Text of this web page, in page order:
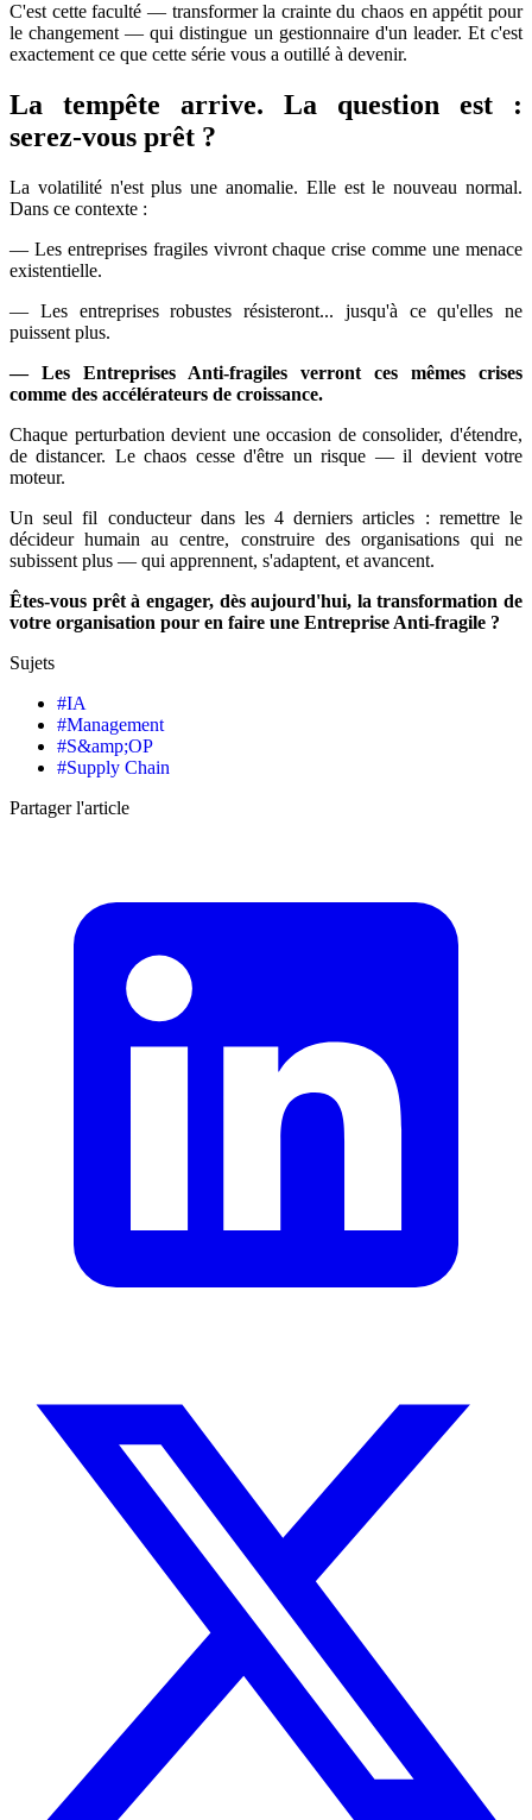
C'est cette faculté — transformer la crainte du chaos en appétit pour
le changement — qui distingue un gestionnaire d'un leader. Et c'est
exactement ce que cette série vous a outillé à devenir.
La tempête arrive. La question est :
serez-vous prêt ?
La volatilité n'est plus une anomalie. Elle est le nouveau normal.
Dans ce contexte :
— Les entreprises fragiles vivront chaque crise comme une menace
existentielle.
— Les entreprises robustes résisteront... jusqu'à ce qu'elles ne
puissent plus.
— Les Entreprises Anti-fragiles verront ces mêmes crises
comme des accélérateurs de croissance.
Chaque perturbation devient une occasion de consolider, d'étendre,
de distancer. Le chaos cesse d'être un risque — il devient votre
moteur.
Un seul fil conducteur dans les 4 derniers articles : remettre le
décideur humain au centre, construire des organisations qui ne
subissent plus — qui apprennent, s'adaptent, et avancent.
Êtes-vous prêt à engager, dès aujourd'hui, la transformation de
votre organisation pour en faire une Entreprise Anti-fragile ?
Sujets
#IA
#Management
#S&amp;OP
#Supply Chain
Partager l'article